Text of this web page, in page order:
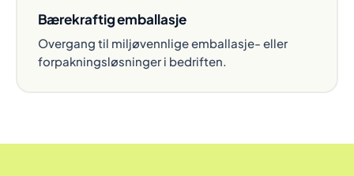
Bærekraftig emballasje
Overgang til miljøvennlige emballasje- eller
forpakningsløsninger i bedriften.